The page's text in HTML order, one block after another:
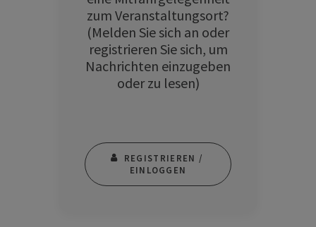
zum Veranstaltungsort?
(Melden Sie sich an oder
registrieren Sie sich, um
Nachrichten einzugeben
oder zu lesen)
REGISTRIEREN /
EINLOGGEN